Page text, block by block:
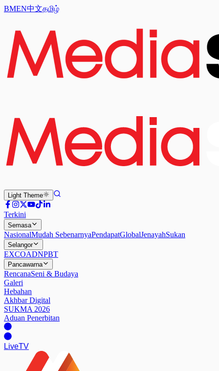
BMEN中文தமிழ்
Light Theme
Terkini
Semasa
NasionalMudah SebenarnyaPendapatGlobalJenayahSukan
Selangor
EXCOADNPBT
Pancawarna
RencanaSeni & Budaya
Galeri
Hebahan
Akhbar Digital
SUKMA 2026
Aduan Penerbitan
LiveTV